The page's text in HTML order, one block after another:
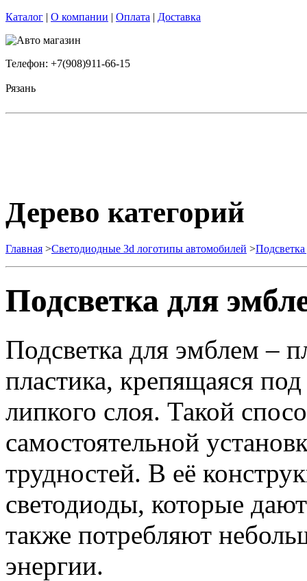
Каталог | О компании | Оплата | Доставка
Телефон: +7(908)911-66-15
Рязань
Дерево категорий
Главная >Светодиодные 3d логотипы автомобилей >
Подсветка для
Подсветка для эмблем –
пластика, крепящаяся
липкого слоя. Такой
самостоятельной
трудностей. В её
светодиоды, которые
также потребляют
энергии.